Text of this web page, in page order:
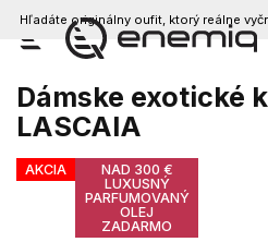
Prejsť
obsah
Hľadáte originálny oufit, ktorý reálne
Dámske exotické
LASCAIA
AKCIA
NAD 300 €
LUXUSNÝ
PARFUMOVANÝ
OLEJ
ZADARMO